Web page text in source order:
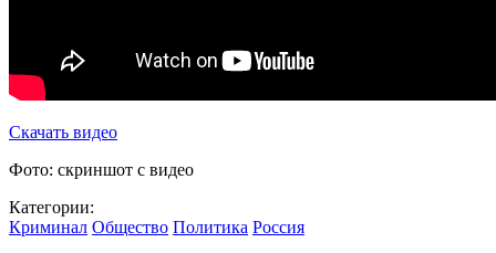
Скачать видео
Фото: скриншот с видео
Категории:
Криминал Общество Политика Россия